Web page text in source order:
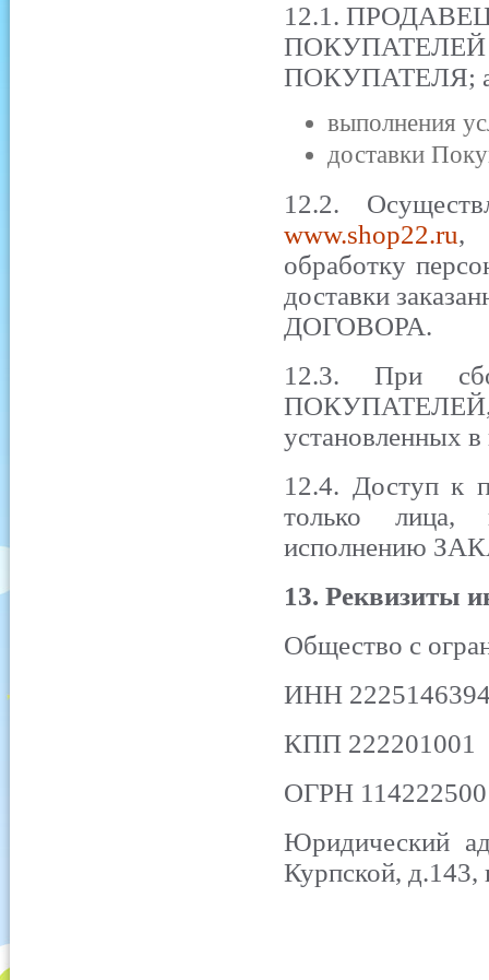
12.1. ПРОДАВЕЦ
ПОКУПАТЕЛЯ;
выполнения
доставки
12.2.
www.shop22.ru,
обработку
доставки
ДОГОВОРА.
12.3. При
ПОКУПАТЕЛЕЙ,
установленных
12.4. Доступ к
только лица,
исполнению
13. Реквизиты
Общество с
ИНН
КПП 222201001
ОГРН
Юридический
Курпской,